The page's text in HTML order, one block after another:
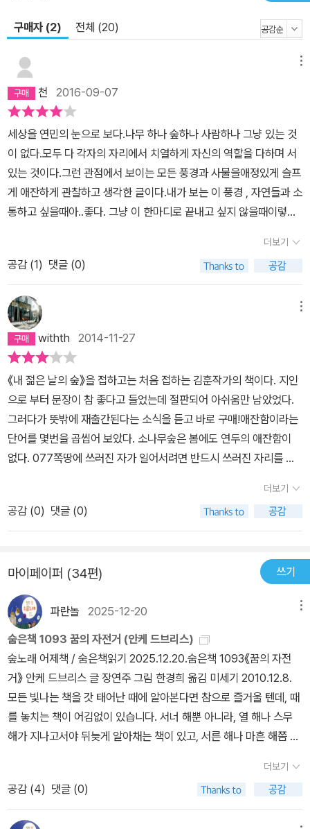
구매자 (2) 전체 (20)
천 2016-09-07
세상을 연민의 눈으로 보다.나무 하나 숲하나 사람하나 그냥 있는 것
이 없다.모두 다 각자의 자리에서 치열하게 자신의 역할을 다하며 서
있는 것이다.그런 관점에서 보이는 모든 풍경과 사물을애정있게 슬프
게 애잔하게 관찰하고 생각한 글이다.내가 보는 이 풍경 , 자연들과 소
통하고 싶을때아..좋다. 그냥 이 한마디로 끝내고 싶지 않을때이렇게
할때김훈 선생님 처럼 이렇게 차근차근 하나하나 관찰하는 글을 쓰면
그 감정들이 치유되지 않을까 하는 생각도 들었다.길을 지나갈 때 보
이는 나무들 중 어떤 것은 오늘따라 기운없어 보이고어떤 것은 생기
있어 보이는 걸 보고 싶어 하는 눈이 생겼다.그리고 자연과 세상의 기
운과 은혜들로 내 삶이 굴러가고 있다는 것이 새삼 느껴졌다.
더보기
공감 (1) 댓글 (0)
withth 2014-11-27
《내 젊은 날의 숲》을 접하고는 처음 접하는 김훈작가의 책이다. 지인
으로 부터 문장이 참 좋다고 들었는데 절판되어 아쉬움만 남았었다.
그러다가 뜻밖에 재출간된다는 소식을 듣고 바로 구매!애잔함이라는
단어를 몇번을 곱씹어 보았다. 소나무숲은 봄에도 연두의 애잔함이
없다. 077쪽땅에 쓰러진 자가 일어서려면 반드시 쓰러진 자리를 딛
더보기
공감 (0) 댓글 (0)
마이페이퍼 (34편) 쓰기
파란놀 2025-12-20
숨은책 1093 꿈의 자전거 (안케 드브리스)
숲노래 어제책 / 숨은책읽기 2025.12.20.숨은책 1093《꿈의 자전
거》 안케 드브리스 글 장연주 그림 한경희 옮김 미세기 2010.12.8.
모든 빛나는 책을 갓 태어난 때에 알아본다면 참으로 즐거울 텐데, 때
를 놓치는 책이 어김없이 있습니다. 서너 해뿐 아니라, 열 해나 스무
해가 지나고서야 뒤늦게 알아채는 책이 있고, 서른 해나 마흔 해쯤 지
저만 혼자 못 알아차리지 않더군요. 이미 숱한 사람이 모조리 못 알아
차리는 바람에 감쪽같이 사라집니다. 《꿈의 자전거》는 2010년에 한
글판이 나오는데, 판이 끊기고 한참 지난 2025년에 처음으로 손에
더보기
공감 (4) 댓글 (0)